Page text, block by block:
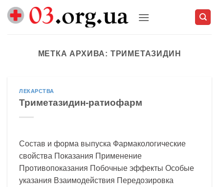
Skip
МЕТКА АРХИВА: ТРИМЕТАЗИДИН
ЛЕКАРСТВА
Триметазидин-ратиофарм
Состав и форма выпуска Фармакологические
свойства Показания Применение
Противопоказания Побочные эффекты Особые
указания Взаимодействия Передозировка